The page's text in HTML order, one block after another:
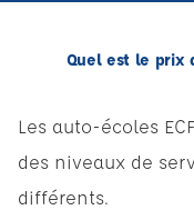
Quel est le prix
Les auto-écoles
des niveaux de
différents.